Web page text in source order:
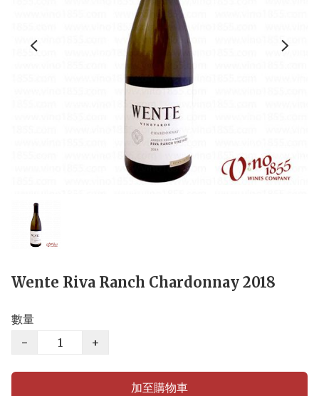
Wente Riva Ranch Chardonnay 2018
數量
−
+
加至購物車